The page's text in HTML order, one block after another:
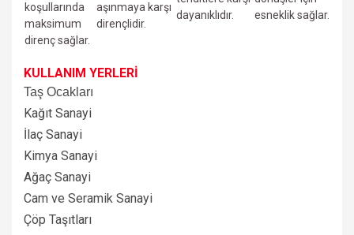
koşullarında
maksimum
direnç sağlar.
aşınmaya karşı
dirençlidir.
dayanıklıdır.
esneklik sağlar.
KULLANIM YERLERİ
Taş Ocakları
Kağıt Sanayi
İlaç Sanayi
Kimya Sanayi
Ağaç Sanayi
Cam ve Seramik Sanayi
Çöp Taşıtları